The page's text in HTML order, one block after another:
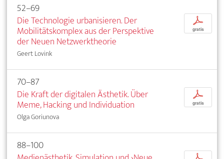
52–69
Die Technologie urbanisieren. Der
Mobilitätskomplex aus der Perspektive
der Neuen Netzwerktheorie
Geert Lovink
p
gratis
70–87
Die Kraft der digitalen Ästhetik. Über
Meme, Hacking und Individuation
Olga Goriunova
p
gratis
88–100